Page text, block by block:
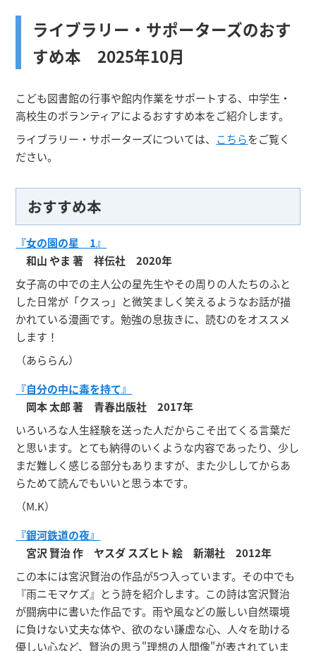
ライブラリー・サポーターズのおす
すめ本 2025年10月
こども図書館の行事や館内作業をサポートする、中学生・
高校生のボランティアによるおすすめ本をご紹介します。
ライブラリー・サポーターズについては、 こちらをご覧く
ださい。
おすすめ本
『女の園の星 1』
和山 やま 著 祥伝社 2020年
女子高の中での主人公の星先生やその周りの人たちのふと
した日常が「クスっ」と微笑ましく笑えるようなお話が描
かれている漫画です。勉強の息抜きに、読むのをオススメ
します！
（あららん）
『自分の中に毒を持て』
岡本 太郎 著 青春出版社 2017年
いろいろな人生経験を送った人だからこそ出てくる言葉だ
と思います。とても納得のいくような内容であったり、少し
まだ難しく感じる部分もありますが、また少ししてからあ
らためて読んでもいいと思う本です。
（M.K）
『銀河鉄道の夜』
宮沢 賢治 作 ヤスダ スズヒト 絵 新潮社 2012年
この本には宮沢賢治の作品が5つ入っています。その中でも
『雨ニモマケズ』とう詩を紹介します。この詩は宮沢賢治
が闘病中に書いた作品です。雨や風などの厳しい自然環境
に負けない丈夫な体や、欲のない謙虚な心、人々を助ける
優しい心など、賢治の思う"理想の人間像"が表されていま